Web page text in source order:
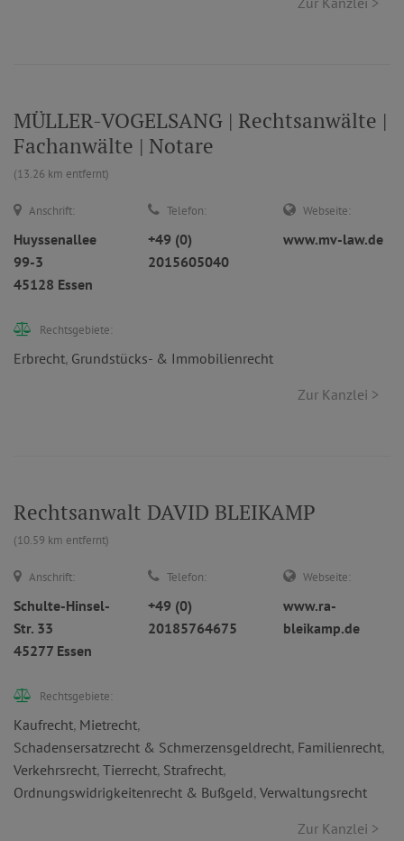
MÜLLER-VOGELSANG | Rechtsanwälte |
Fachanwälte | Notare
(13.26 km entfernt)
Anschrift:
Huyssenallee
99-3
45128 Essen
Telefon:
+49 (0)
2015605040
Webseite:
www.mv-law.de
Rechtsgebiete:
Erbrecht, Grundstücks- & Immobilienrecht
Zur Kanzlei >
Rechtsanwalt DAVID BLEIKAMP
(10.59 km entfernt)
Anschrift:
Schulte-Hinsel-
Str. 33
45277 Essen
Telefon:
+49 (0)
20185764675
Webseite:
www.ra-
bleikamp.de
Rechtsgebiete:
Kaufrecht, Mietrecht,
Schadensersatzrecht & Schmerzensgeldrecht, Familienrecht,
Verkehrsrecht, Tierrecht, Strafrecht,
Ordnungswidrigkeitenrecht & Bußgeld, Verwaltungsrecht
Zur Kanzlei >